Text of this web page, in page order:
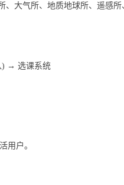
大气所、地质地球所、遥感
) → 选课系统
用户。